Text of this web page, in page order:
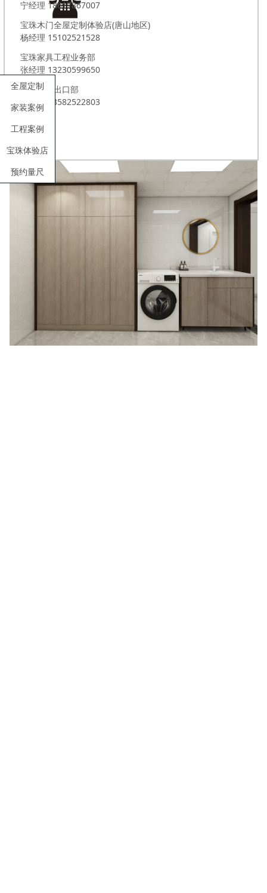
全屋定制
家装案例
工程案例
宝珠体验店
预约量尺
宁经理 18617867007
宝珠木门全屋定制体验店(唐山地区)
杨经理 15102521528
宝珠家具工程业务部
张经理 13230599650
宝珠外贸出口部
李经理 13582522803